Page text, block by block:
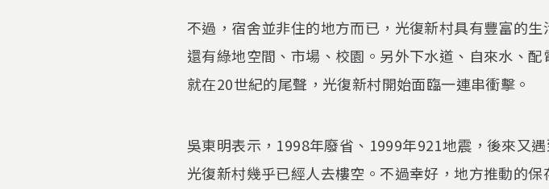
不過，宿舍並非住的地方而已，光復新村具有豐富的
還有綠地空間、市場、校園。另外下水道、自來水、
就在20世紀的尾聲，光復新村開始面臨一連串衝擊。
吳東明表示，1998年廢省、1999年921地震，後來又
光復新村幾乎已經人去樓空。不過幸好，地方推動的